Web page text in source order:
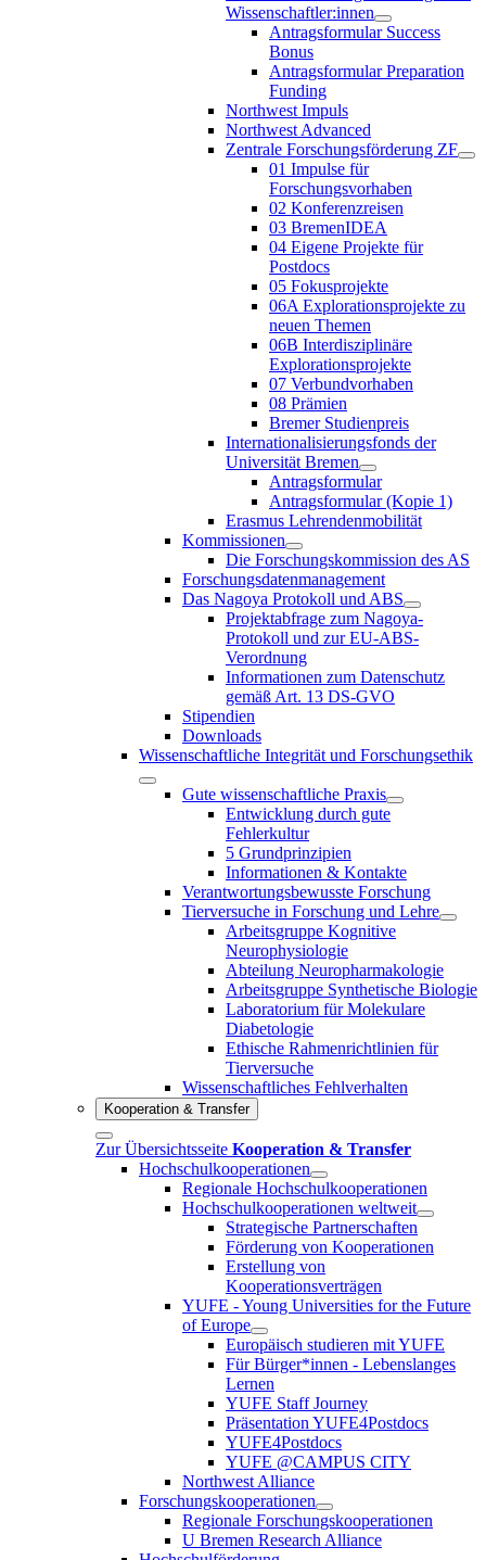
Wissenschaftler:innen
Antragsformular Success
Bonus
Antragsformular Preparation
Funding
Northwest Impuls
Northwest Advanced
Zentrale Forschungsförderung ZF
01 Impulse für
Forschungsvorhaben
02 Konferenzreisen
03 BremenIDEA
04 Eigene Projekte für
Postdocs
05 Fokusprojekte
06A Explorationsprojekte zu
neuen Themen
06B Interdisziplinäre
Explorationsprojekte
07 Verbundvorhaben
08 Prämien
Bremer Studienpreis
Internationalisierungsfonds der
Universität Bremen
Antragsformular
Antragsformular (Kopie 1)
Erasmus Lehrendenmobilität
Kommissionen
Die Forschungskommission des AS
Forschungsdatenmanagement
Das Nagoya Protokoll und ABS
Projektabfrage zum Nagoya-
Protokoll und zur EU-ABS-
Verordnung
Informationen zum Datenschutz
gemäß Art. 13 DS-GVO
Stipendien
Downloads
Wissenschaftliche Integrität und Forschungsethik
Gute wissenschaftliche Praxis
Entwicklung durch gute
Fehlerkultur
5 Grundprinzipien
Informationen & Kontakte
Verantwortungsbewusste Forschung
Tierversuche in Forschung und Lehre
Arbeitsgruppe Kognitive
Neurophysiologie
Abteilung Neuropharmakologie
Arbeitsgruppe Synthetische Biologie
Laboratorium für Molekulare
Diabetologie
Ethische Rahmenrichtlinien für
Tierversuche
Wissenschaftliches Fehlverhalten
Kooperation & Transfer
Zur Übersichtsseite Kooperation & Transfer
Hochschulkooperationen
Regionale Hochschulkooperationen
Hochschulkooperationen weltweit
Strategische Partnerschaften
Förderung von Kooperationen
Erstellung von
Kooperationsverträgen
YUFE - Young Universities for the Future
of Europe
Europäisch studieren mit YUFE
Für Bürger*innen - Lebenslanges
Lernen
YUFE Staff Journey
Präsentation YUFE4Postdocs
YUFE4Postdocs
YUFE @CAMPUS CITY
Northwest Alliance
Forschungskooperationen
Regionale Forschungskooperationen
U Bremen Research Alliance